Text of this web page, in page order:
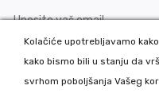
Kolačiće upotrebljavamo
kako bismo bili u stanju da
svrhom poboljšanja Vašeg